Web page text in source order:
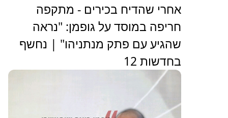
אחרי שהדיח בכירים - מתקפה
חריפה במוסד על גופמן: "נראה
שהגיע עם פתק מנתניהו" | נחשף
בחדשות 12